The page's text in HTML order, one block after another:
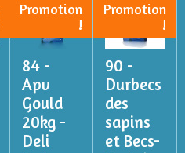
Promotion
!
84 -
Apv
Gould
20kg -
Deli
Promotion
!
90 -
Durbecs
des
sapins
et Becs-